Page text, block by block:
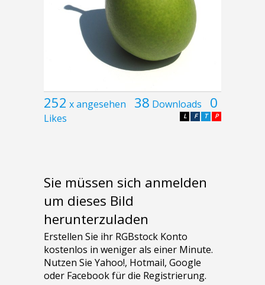
252 x angesehen 38 Downloads 0
Likes P
T
F
L
Sie müssen sich anmelden
um dieses Bild
herunterzuladen